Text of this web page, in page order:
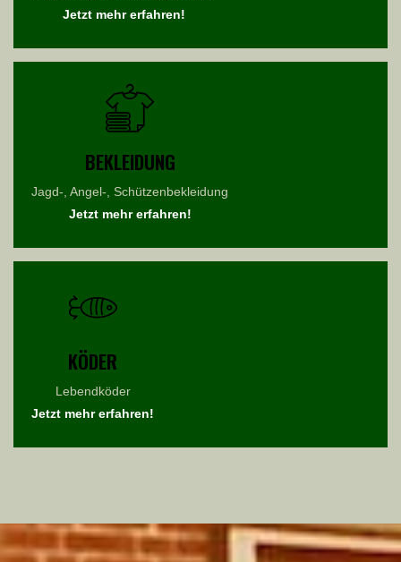
Jetzt mehr erfahren!
BEKLEIDUNG
Jagd-, Angel-, Schützenbekleidung
Jetzt mehr erfahren!
KÖDER
Lebendköder
Jetzt mehr erfahren!